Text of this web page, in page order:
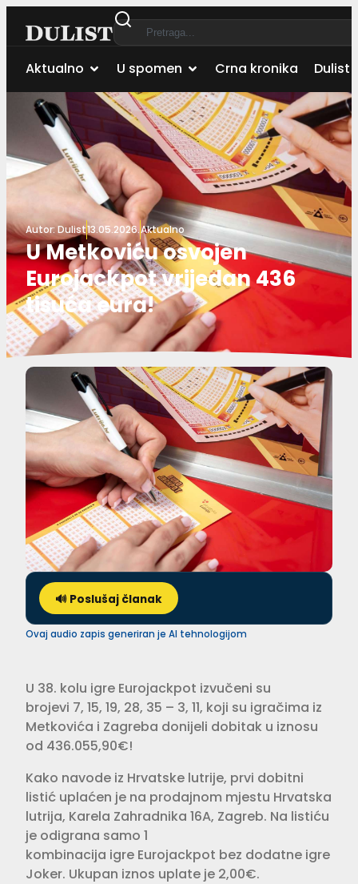
Aktualno U spomen Crna kronika Dulist
Autor:Dulist13.05.2026.Aktualno
U Metkoviću osvojen
Eurojackpot vrijedan 436
tisuća eura!
🔊 Poslušaj članak
Ovaj audio zapis generiran je AI tehnologijom
U 38. kolu igre Eurojackpot izvučeni su
brojevi 7, 15, 19, 28, 35 – 3, 11, koji su igračima iz
Metkovića i Zagreba donijeli dobitak u iznosu
od 436.055,90€!
Kako navode iz Hrvatske lutrije, prvi dobitni
listić uplaćen je na prodajnom mjestu Hrvatska
lutrija, Karela Zahradnika 16A, Zagreb. Na listiću
je odigrana samo 1
kombinacija igre Eurojackpot bez dodatne igre
Joker. Ukupan iznos uplate je 2,00€.